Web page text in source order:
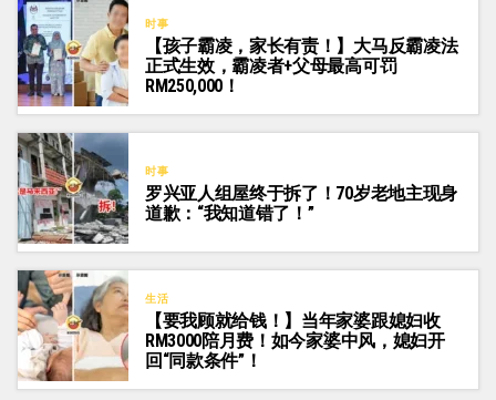
时事
【孩子霸凌，家长有责！】大马反霸凌法
正式生效，霸凌者+父母最高可罚
RM250,000！
时事
罗兴亚人组屋终于拆了！70岁老地主现身
道歉：“我知道错了！”
生活
【要我顾就给钱！】当年家婆跟媳妇收
RM3000陪月费！如今家婆中风，媳妇开
回“同款条件”！